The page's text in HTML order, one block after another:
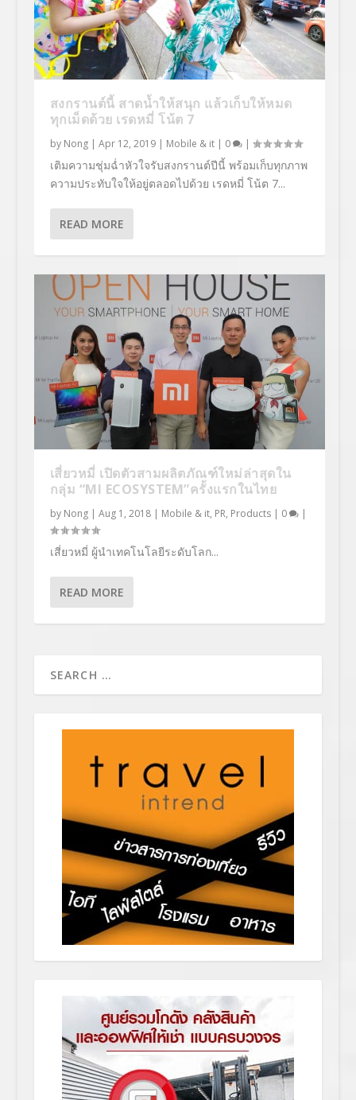
สงกรานต์นี้ สาดน้ำให้สนุก แล้วเก็บให้หมด
ทุกเม็ดด้วย เรดหมี่ โน้ต 7
by Nong| Apr 12, 2019| Mobile & it| 0 |
เติมความชุ่มฉ่ำหัวใจรับสงกรานต์ปีนี้ พร้อมเก็บทุกภาพ
ความประทับใจให้อยู่ตลอดไปด้วย เรดหมี่ โน้ต 7...
READ MORE
เสี่ยวหมี่ เปิดตัวสามผลิตภัณฑ์ใหม่ล่าสุดใน
กลุ่ม “MI ECOSYSTEM”ครั้งแรกในไทย
by Nong| Aug 1, 2018| Mobile & it, PR, Products| 0 |
เสี่ยวหมี่ ผู้นำเทคโนโลยีระดับโลก...
READ MORE